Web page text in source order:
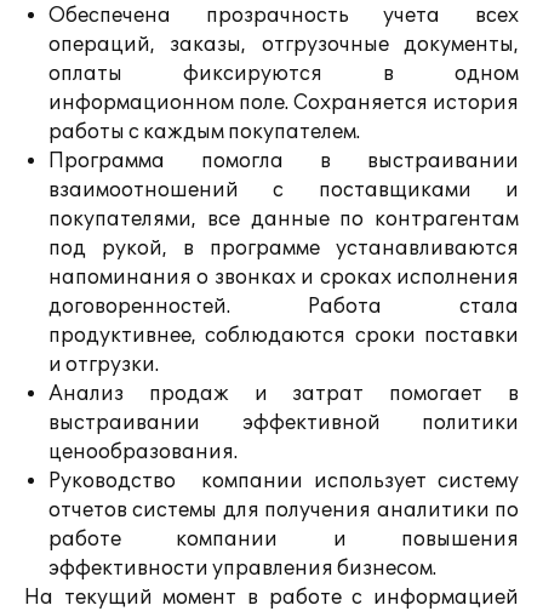
Обеспечена прозрачность учета всех
операций, заказы, отгрузочные документы,
оплаты фиксируются в одном
информационном поле. Сохраняется история
работы с каждым покупателем.
Программа помогла в выстраивании
взаимоотношений с поставщиками и
покупателями, все данные по контрагентам
под рукой, в программе устанавливаются
напоминания о звонках и сроках исполнения
договоренностей. Работа стала
продуктивнее, соблюдаются сроки поставки
и отгрузки.
Анализ продаж и затрат помогает в
выстраивании эффективной политики
ценообразования.
Руководство компании использует систему
отчетов системы для получения аналитики по
работе компании и повышения
эффективности управления бизнесом.
На текущий момент в работе с информацией